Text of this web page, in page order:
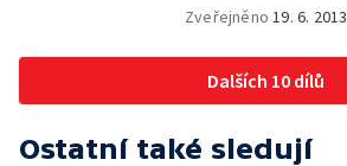
Zveřejněno19. 6. 2013
Dalších 10 dílů
Ostatní také sledují